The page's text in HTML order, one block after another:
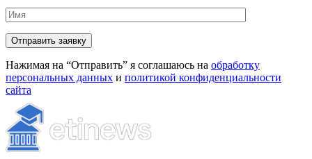
Нажимая на “Отправить” я соглашаюсь на обработку
персональных данных и политикой конфиденциальности
сайта